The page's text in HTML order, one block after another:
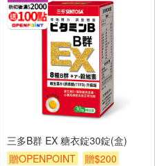
三多B群 EX 糖衣錠30錠(盒)
贈OPENPOINT
贈$200